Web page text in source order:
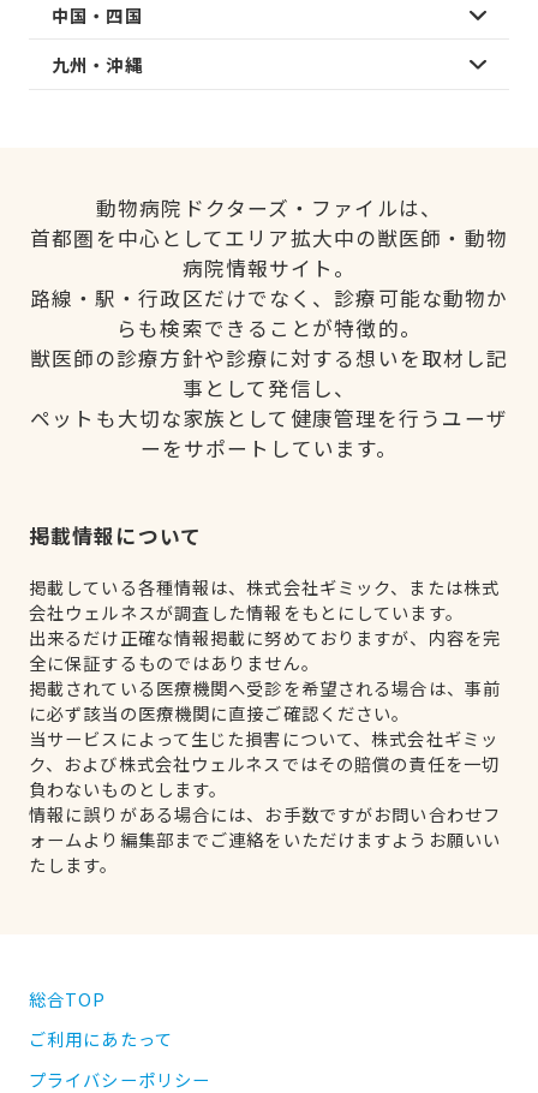
中国・四国
九州・沖縄
動物病院ドクターズ・ファイルは、
首都圏を中心としてエリア拡大中の獣医師・動物
病院情報サイト。
路線・駅・行政区だけでなく、診療可能な動物か
らも検索できることが特徴的。
獣医師の診療方針や診療に対する想いを取材し記
事として発信し、
ペットも大切な家族として健康管理を行うユーザ
ーをサポートしています。
掲載情報について
掲載している各種情報は、株式会社ギミック、または株式
会社ウェルネスが調査した情報をもとにしています。
出来るだけ正確な情報掲載に努めておりますが、内容を完
全に保証するものではありません。
掲載されている医療機関へ受診を希望される場合は、事前
に必ず該当の医療機関に直接ご確認ください。
当サービスによって生じた損害について、株式会社ギミッ
ク、および株式会社ウェルネスではその賠償の責任を一切
負わないものとします。
情報に誤りがある場合には、お手数ですがお問い合わせフ
ォームより編集部までご連絡をいただけますようお願いい
たします。
総合TOP
ご利用にあたって
プライバシーポリシー